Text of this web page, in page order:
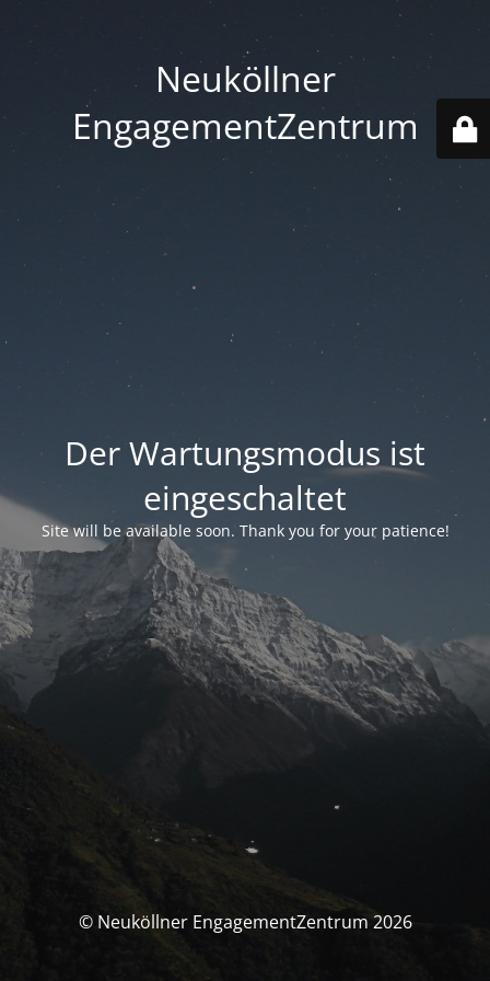
Neuköllner
EngagementZentrum
Der Wartungsmodus ist
eingeschaltet
Site will be available soon. Thank you for your patience!
© Neuköllner EngagementZentrum 2026